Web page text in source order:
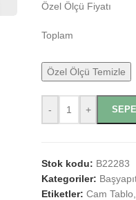
Özel Ölçü Fiyatı
Toplam
Özel Ölçü Temizle
- +
Stok kodu: B22283
Kategoriler:
Etiketler: Cam Tablo